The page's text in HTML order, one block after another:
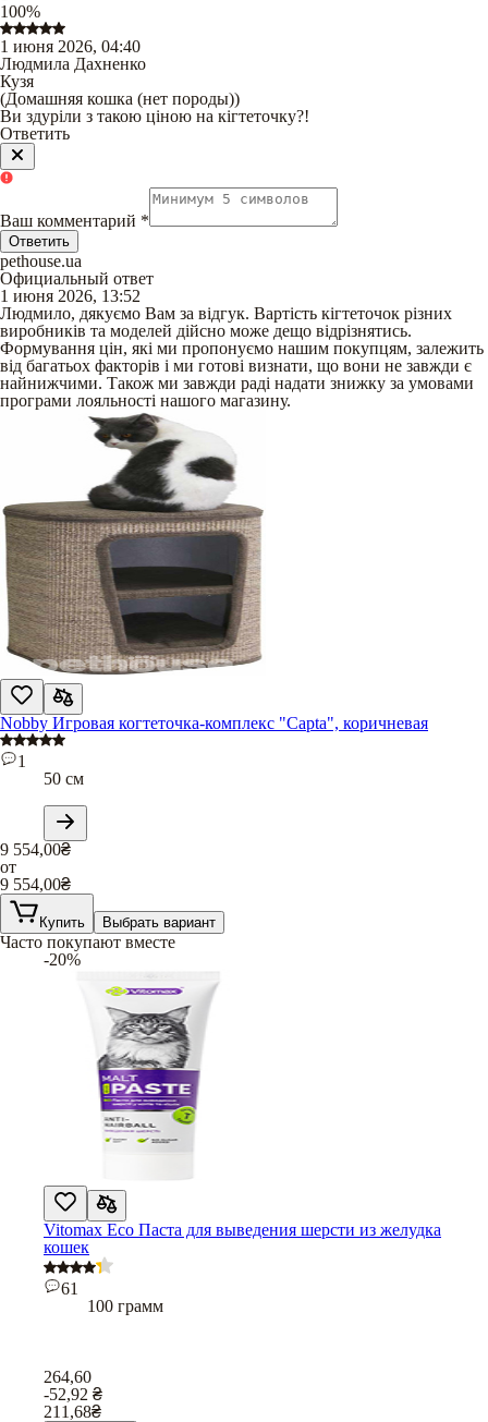
100%
1 июня 2026, 04:40
Людмила Дахненко
Кузя
(Домашняя кошка (нет породы))
Ви здуріли з такою ціною на кігтеточку?!
Ответить
Ваш комментарий *
Ответить
pethouse.ua
Официальный ответ
1 июня 2026, 13:52
Людмило, дякуємо Вам за відгук. Вартість кігтеточок різних
виробників та моделей дійсно може дещо відрізнятись.
Формування цін, які ми пропонуємо нашим покупцям, залежить
від багатьох факторів і ми готові визнати, що вони не завжди є
найнижчими. Також ми завжди раді надати знижку за умовами
програми лояльності нашого магазину.
Nobby Игровая когтеточка-комплекс "Capta", коричневая
1
50 см
9 554,00₴
от
9 554,00₴
Купить Выбрать вариант
Часто покупают вместе
-20%
Vitomax Eco Паста для выведения шерсти из желудка
кошек
61
100 грамм
264,60
-52,92 ₴
211,68₴